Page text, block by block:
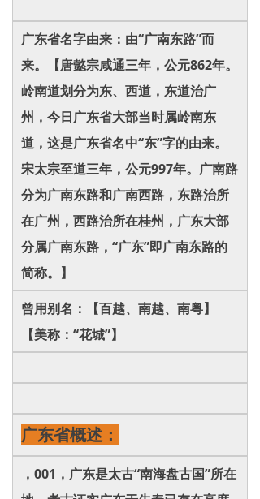
广东省名字由来：由“广南东路”而
来。【唐懿宗咸通三年，公元862年。
岭南道划分为东、西道，东道治广
州，今日广东省大部当时属岭南东
道，这是广东省名中“东”字的由来。
宋太宗至道三年，公元997年。广南路
分为广南东路和广南西路，东路治所
在广州，西路治所在桂州，广东大部
分属广南东路，“广东”即广南东路的
简称。】
曾用别名：【百越、南越、南粤】
【美称：“花城”】
广东省概述：
，001，广东是太古“南海盘古国”所在